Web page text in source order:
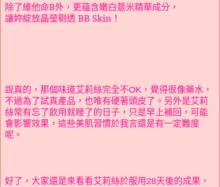
除了維他命B外，更蘊含嫩白薏米精華成分，
讓妳綻放晶瑩剔透 BB Skin ！
說真的，那個味道艾莉絲完全不OK，覺得很像藥水，
不過為了試真產品，也唯有硬著頭皮了。另外是艾莉
絲常有忘了飲用就睡了的日子，只是早上補回，可能
會影響效果，這些美肌習慣於我言還是有一定難度
呢。
好了，大家還是來看看艾莉絲於服用28天後的成果，